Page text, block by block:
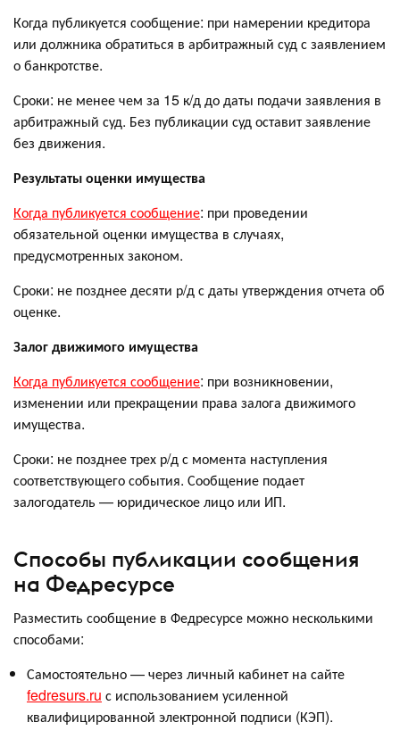
Когда публикуется сообщение: при намерении кредитора
или должника обратиться в арбитражный суд с заявлением
о банкротстве.
Сроки: не менее чем за 15 к/д до даты подачи заявления в
арбитражный суд. Без публикации суд оставит заявление
без движения.
Результаты оценки имущества
Когда публикуется сообщение: при проведении
обязательной оценки имущества в случаях,
предусмотренных законом.
Сроки: не позднее десяти р/д с даты утверждения отчета об
оценке.
Залог движимого имущества
Когда публикуется сообщение: при возникновении,
изменении или прекращении права залога движимого
имущества.
Сроки: не позднее трех р/д с момента наступления
соответствующего события. Сообщение подает
залогодатель — юридическое лицо или ИП.
Способы публикации сообщения
на Федресурсе
Разместить сообщение в Федресурсе можно несколькими
способами:
Самостоятельно — через личный кабинет на сайте
fedresurs.ru с использованием усиленной
квалифицированной электронной подписи (КЭП).